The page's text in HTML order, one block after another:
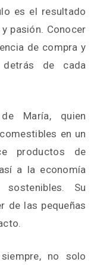
es el resultado
pasión. Conocer
de compra y
de cada
María, quien
en un
productos de
a la economía
Su
de las pequeñas
no solo